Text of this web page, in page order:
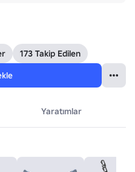
173 Takip Edilen
Yaratımlar